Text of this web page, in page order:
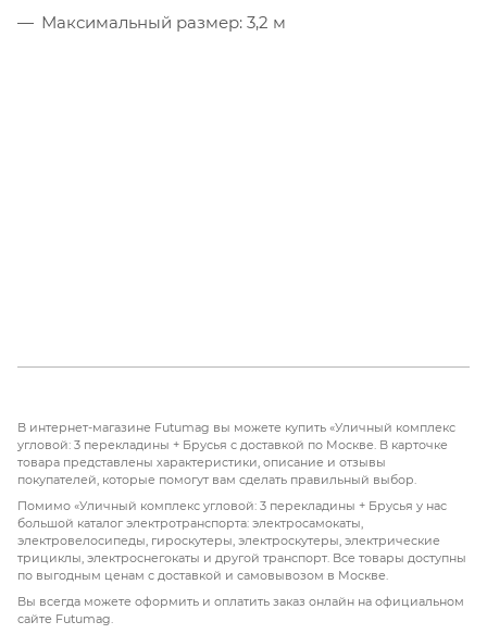
Максимальный размер: 3,2 м
В интернет-магазине Futumag вы можете купить «Уличный комплекс
угловой: 3 перекладины + Брусья с доставкой по Москве. В карточке
товара представлены характеристики, описание и отзывы
покупателей, которые помогут вам сделать правильный выбор.
Помимо «Уличный комплекс угловой: 3 перекладины + Брусья у нас
большой каталог электротранспорта: электросамокаты,
электровелосипеды, гироскутеры, электроскутеры, электрические
трициклы, электроснегокаты и другой транспорт. Все товары доступны
по выгодным ценам с доставкой и самовывозом в Москве.
Вы всегда можете оформить и оплатить заказ онлайн на официальном
сайте Futumag.